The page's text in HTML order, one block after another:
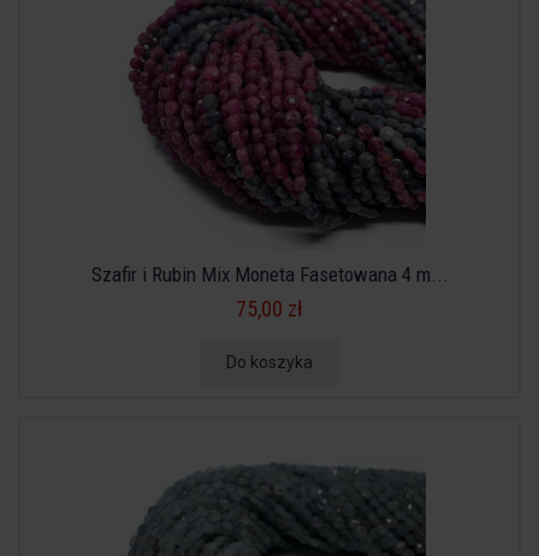
Szafir i Rubin Mix Moneta Fasetowana 4 m...
75,00 zł
Do koszyka